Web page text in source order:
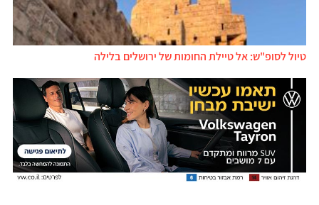
טיול לסופ"ש: אל טיילת החומות של ירושלים בלילה